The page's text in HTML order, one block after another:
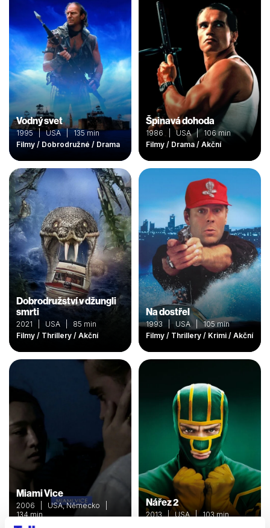
Vodný svet
1995 | USA | 135 min
Filmy / Dobrodružné / Drama
Špinavá dohoda
1986 | USA | 106 min
Filmy / Drama / Akční
Dobrodružství v džungli
smrti
2021 | USA | 85 min
Filmy / Thrillery / Akční
Na dostřel
1993 | USA | 105 min
Filmy / Thrillery / Krimi / Akční
Miami Vice
2006 | USA, Německo |
134 min
Filmy / Thrillery / Akční
Nářez 2
2013 | USA | 103 min